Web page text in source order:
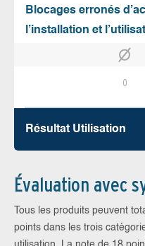
Blocages erronés
l’installation et
0
Résultat Utilisation
Évaluation avec
Tous les produits peuvent
points dans les trois